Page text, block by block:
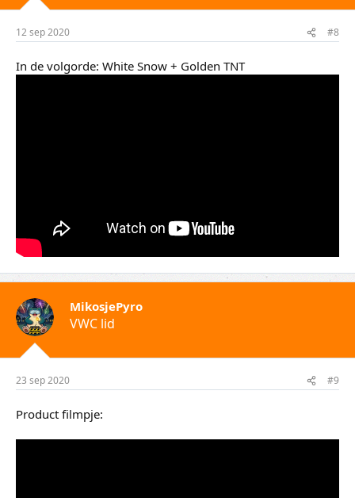
12 sep 2020 #8
In de volgorde: White Snow + Golden TNT
MikosjePyro
VWC lid
23 sep 2020 #9
Product filmpje: